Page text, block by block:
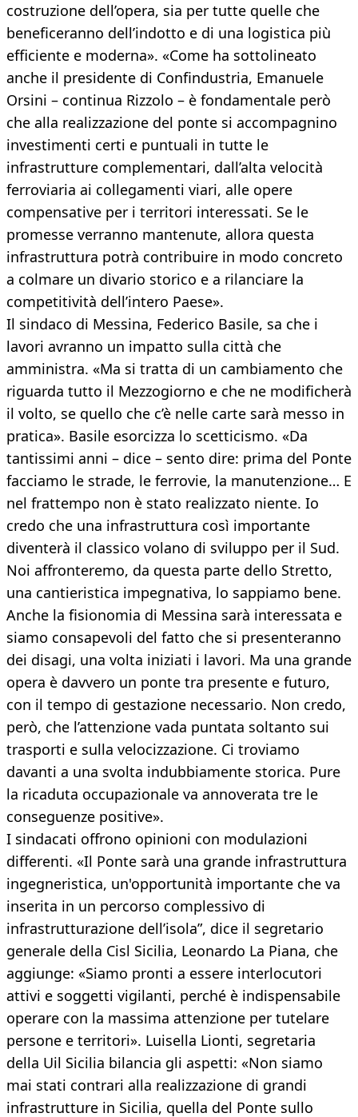
costruzione dell’opera, sia per tutte quelle che
beneficeranno dell’indotto e di una logistica più
efficiente e moderna». «Come ha sottolineato
anche il presidente di Confindustria, Emanuele
Orsini – continua Rizzolo – è fondamentale però
che alla realizzazione del ponte si accompagnino
investimenti certi e puntuali in tutte le
infrastrutture complementari, dall’alta velocità
ferroviaria ai collegamenti viari, alle opere
compensative per i territori interessati. Se le
promesse verranno mantenute, allora questa
infrastruttura potrà contribuire in modo concreto
a colmare un divario storico e a rilanciare la
competitività dell’intero Paese».
Il sindaco di Messina, Federico Basile, sa che i
lavori avranno un impatto sulla città che
amministra. «Ma si tratta di un cambiamento che
riguarda tutto il Mezzogiorno e che ne modificherà
il volto, se quello che c’è nelle carte sarà messo in
pratica». Basile esorcizza lo scetticismo. «Da
tantissimi anni – dice – sento dire: prima del Ponte
facciamo le strade, le ferrovie, la manutenzione… E
nel frattempo non è stato realizzato niente. Io
credo che una infrastruttura così importante
diventerà il classico volano di sviluppo per il Sud.
Noi affronteremo, da questa parte dello Stretto,
una cantieristica impegnativa, lo sappiamo bene.
Anche la fisionomia di Messina sarà interessata e
siamo consapevoli del fatto che si presenteranno
dei disagi, una volta iniziati i lavori. Ma una grande
opera è davvero un ponte tra presente e futuro,
con il tempo di gestazione necessario. Non credo,
però, che l’attenzione vada puntata soltanto sui
trasporti e sulla velocizzazione. Ci troviamo
davanti a una svolta indubbiamente storica. Pure
la ricaduta occupazionale va annoverata tre le
conseguenze positive».
I sindacati offrono opinioni con modulazioni
differenti. «Il Ponte sarà una grande infrastruttura
ingegneristica, un'opportunità importante che va
inserita in un percorso complessivo di
infrastrutturazione dell’isola”, dice il segretario
generale della Cisl Sicilia, Leonardo La Piana, che
aggiunge: «Siamo pronti a essere interlocutori
attivi e soggetti vigilanti, perché è indispensabile
operare con la massima attenzione per tutelare
persone e territori». Luisella Lionti, segretaria
della Uil Sicilia bilancia gli aspetti: «Non siamo
mai stati contrari alla realizzazione di grandi
infrastrutture in Sicilia, quella del Ponte sullo